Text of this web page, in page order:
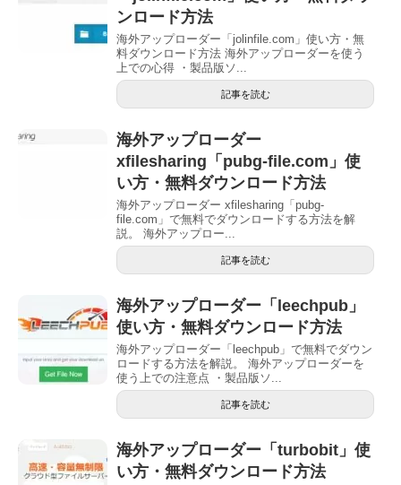
ンロード方法
海外アップローダー「jolinfile.com」使い方・無
料ダウンロード方法 海外アップローダーを使う
上での心得 ・製品版ソ...
記事を読む
海外アップローダー
xfilesharing「pubg-file.com」使
い方・無料ダウンロード方法
海外アップローダー xfilesharing「pubg-
file.com」で無料でダウンロードする方法を解
説。 海外アップロー...
記事を読む
海外アップローダー「leechpub」
使い方・無料ダウンロード方法
海外アップローダー「leechpub」で無料でダウン
ロードする方法を解説。 海外アップローダーを
使う上での注意点 ・製品版ソ...
記事を読む
海外アップローダー「turbobit」使
い方・無料ダウンロード方法